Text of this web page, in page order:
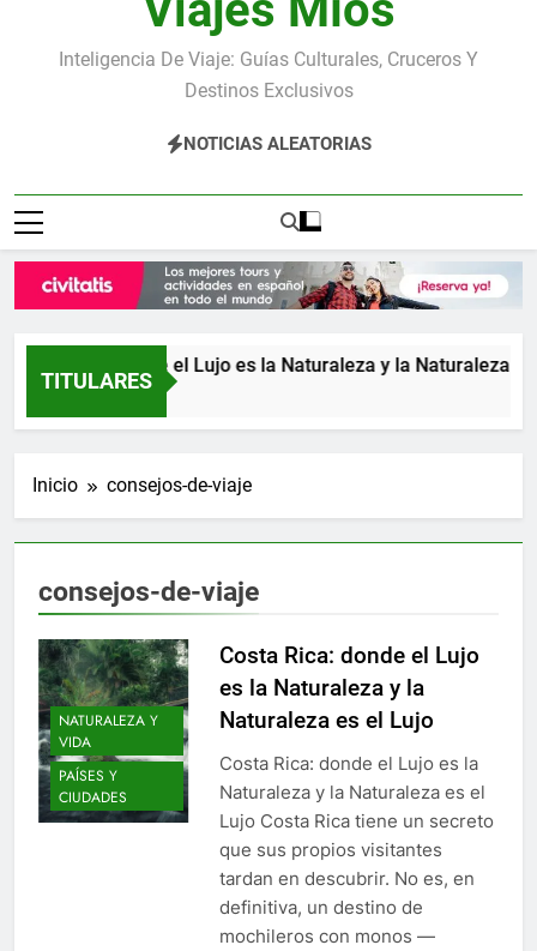
Inteligencia De Viaje: Guías Culturales, Cruceros Y
Destinos Exclusivos
NOTICIAS ALEATORIAS
TITULARES
Rica: donde el Lujo es la Naturaleza y la Naturaleza es
Atrás
Inicio consejos-de-viaje
consejos-de-viaje
NATURALEZA Y
VIDA
PAÍSES Y
CIUDADES
Costa Rica: donde el Lujo
es la Naturaleza y la
Naturaleza es el Lujo
Costa Rica: donde el Lujo es la
Naturaleza y la Naturaleza es el
Lujo Costa Rica tiene un secreto
que sus propios visitantes
tardan en descubrir. No es, en
definitiva, un destino de
mochileros con monos —